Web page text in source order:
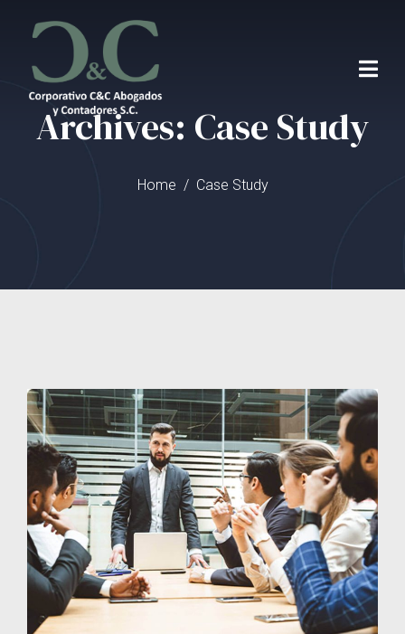
Archives: Case Study
Home Case Study